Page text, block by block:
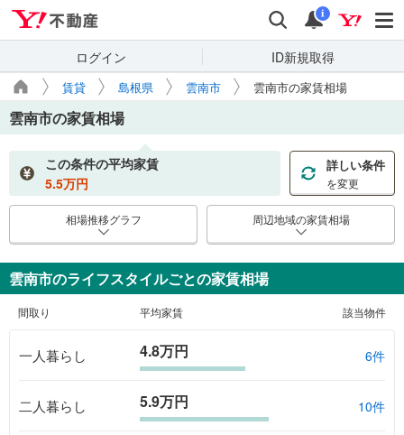
検索 通知
i
ログイン ID新規取得
賃貸 島根県 雲南市 雲南市の家賃相場
雲南市の家賃相場
この条件の平均家賃
5.5万円
詳しい条件
を変更
相場推移グラフ 周辺地域の家賃相場
雲南市のライフスタイルごとの家賃相場
間取り 平均家賃 該当物件
一人暮らし 4.8万円 6件
二人暮らし 5.9万円 10件